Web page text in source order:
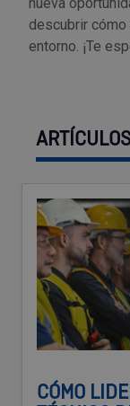
descubrir cómo
entorno. ¡Te
CÓMO